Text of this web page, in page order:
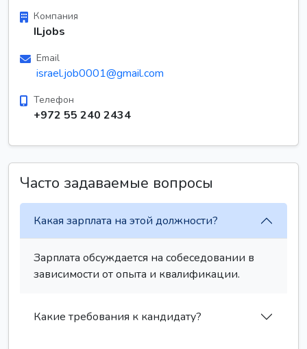
Компания
ILjobs
Email
israel.job0001@gmail.com
Телефон
+972 55 240 2434
Часто задаваемые вопросы
Какая зарплата на этой должности?
Зарплата обсуждается на собеседовании в
зависимости от опыта и квалификации.
Какие требования к кандидату?